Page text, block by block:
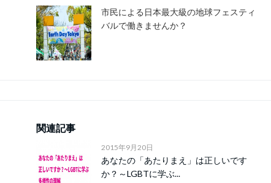
市民による日本最大級の地球フェスティ
バルで働きませんか？
関連記事
2015年9月20日
あなたの「あたりまえ」は正しいです
か？～LGBTに学ぶ...